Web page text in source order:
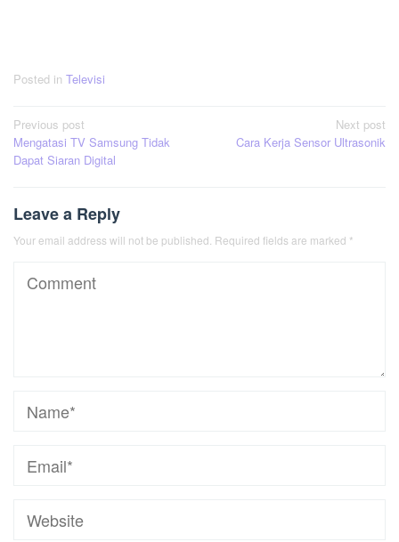
Posted in Televisi
Post
navigation
Previous post
Mengatasi TV Samsung Tidak
Dapat Siaran Digital
Next post
Cara Kerja Sensor Ultrasonik
Leave a Reply
Your email address will not be published. Required fields are marked *